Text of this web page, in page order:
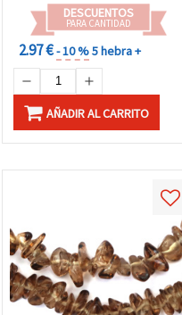
DESCUENTOS
PARA CANTIDAD
2.97 €- 10 %5 hebra +
AÑADIR AL CARRITO